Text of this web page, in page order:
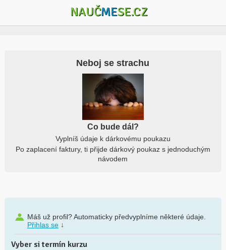
NAUČMESE.CZ
Neboj se strachu
Co bude dál?
Vyplníš údaje k dárkovému poukazu
Po zaplacení faktury, ti přijde dárkový poukaz s jednoduchým
návodem
Máš už profil? Automaticky předvyplníme některé údaje.
Přihlas se↓
Vyber si termín kurzu